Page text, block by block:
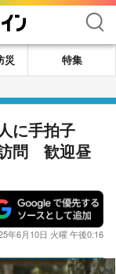
検索
災
特集
に手拍子
訪問 歓迎昼
年6月10日 火曜 午後0:16